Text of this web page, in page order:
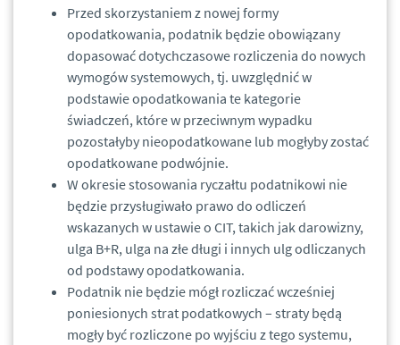
Przed skorzystaniem z nowej formy
opodatkowania, podatnik będzie obowiązany
dopasować dotychczasowe rozliczenia do nowych
wymogów systemowych, tj. uwzględnić w
podstawie opodatkowania te kategorie
świadczeń, które w przeciwnym wypadku
pozostałyby nieopodatkowane lub mogłyby zostać
opodatkowane podwójnie.
W okresie stosowania ryczałtu podatnikowi nie
będzie przysługiwało prawo do odliczeń
wskazanych w ustawie o CIT, takich jak darowizny,
ulga B+R, ulga na złe długi i innych ulg odliczanych
od podstawy opodatkowania.
Podatnik nie będzie mógł rozliczać wcześniej
poniesionych strat podatkowych – straty będą
mogły być rozliczone po wyjściu z tego systemu,